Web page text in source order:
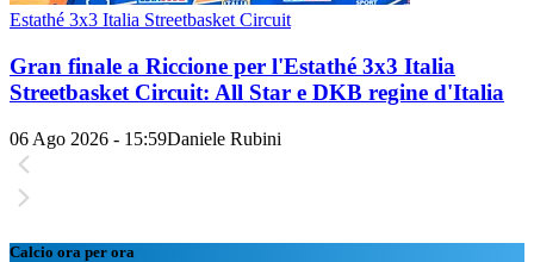
Estathé 3x3 Italia Streetbasket Circuit
Gran finale a Riccione per l'Estathé 3x3 Italia
Streetbasket Circuit: All Star e DKB regine d'Italia
06 Ago 2026 - 15:59Daniele Rubini
Calcio ora per ora